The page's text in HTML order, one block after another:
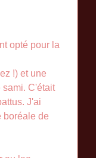
opté pour la
!) et une
sami. C'était
J'ai
boréale de